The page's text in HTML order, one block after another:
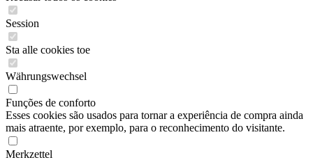
Session
Sta alle cookies toe
Währungswechsel
Funções de conforto
Esses cookies são usados para tornar a experiência de compra ainda
mais atraente, por exemplo, para o reconhecimento do visitante.
Merkzettel